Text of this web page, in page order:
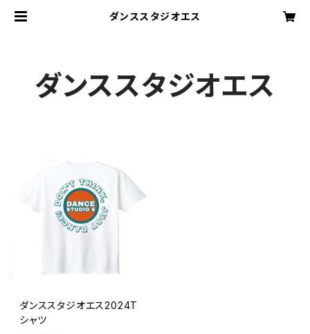
ダンススタジオエス
ダンススタジオエス
ダンススタジオエス2024T
シャツ